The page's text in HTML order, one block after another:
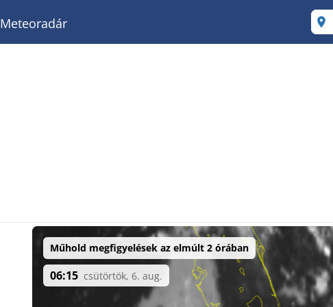
Meteoradár
Műhold megfigyelések az elmúlt 2 órában
06:15 csütörtök, 6. aug.